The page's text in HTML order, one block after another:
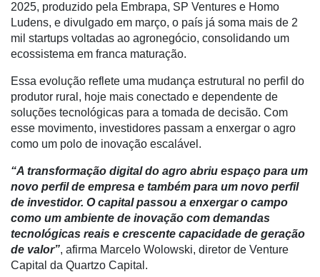
Minha
conta
Notícias
Destaque
Mercado
Troca
de
Cadeira
Artigos
Agenda
2025, produzido pela Embrapa, SP Ventures e Homo
Ludens, e divulgado em março, o país já soma mais de 2
mil startups voltadas ao agronegócio, consolidando um
ecossistema em franca maturação.
Essa evolução reflete uma mudança estrutural no perfil do
produtor rural, hoje mais conectado e dependente de
soluções tecnológicas para a tomada de decisão. Com
esse movimento, investidores passam a enxergar o agro
como um polo de inovação escalável.
“A transformação digital do agro abriu espaço para um
novo perfil de empresa e também para um novo perfil
de investidor. O capital passou a enxergar o campo
como um ambiente de inovação com demandas
tecnológicas reais e crescente capacidade de geração
de valor”, afirma Marcelo Wolowski, diretor de Venture
Capital da Quartzo Capital.